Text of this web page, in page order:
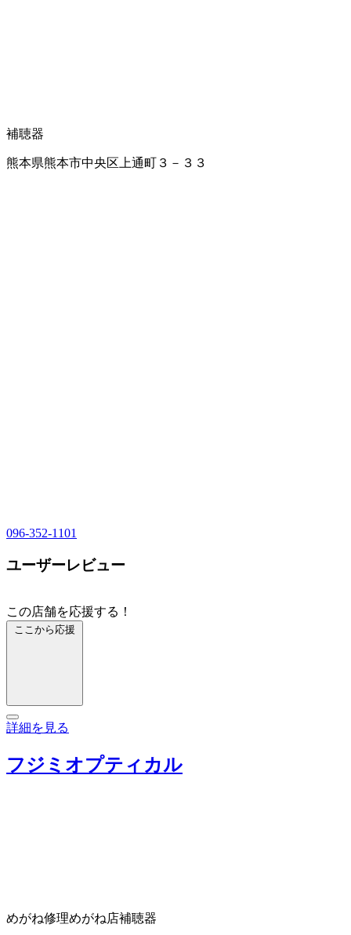
補聴器
熊本県熊本市中央区上通町３－３３
096-352-1101
ユーザーレビュー
この店舗を応援する！
ここから応援
詳細を見る
フジミオプティカル
めがね修理めがね店補聴器